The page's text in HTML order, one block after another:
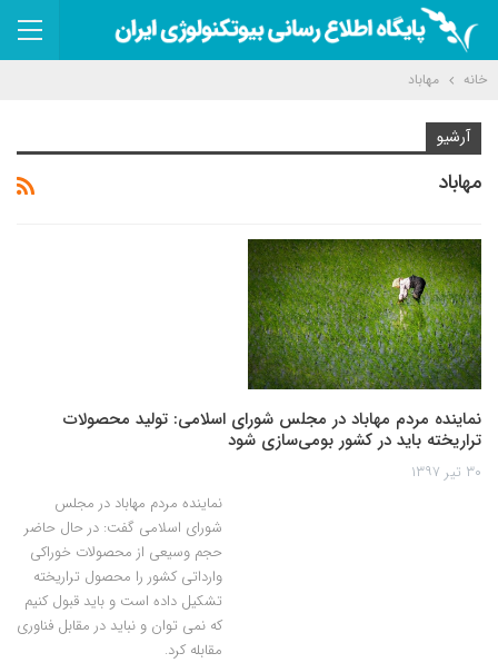
خانه مهاباد
آرشیو
مهاباد
نماینده مردم مهاباد در مجلس شورای اسلامی: تولید محصولات
تراریخته باید در کشور بومی‌سازی شود
۳۰ تیر ۱۳۹۷
نماینده مردم مهاباد در مجلس
شورای اسلامی گفت: در حال حاضر
حجم وسیعی از محصولات خوراکی
وارداتی کشور را محصول تراریخته
تشکیل داده است و باید قبول کنیم
که نمی توان و نباید در مقابل فناوری
مقابله کرد.